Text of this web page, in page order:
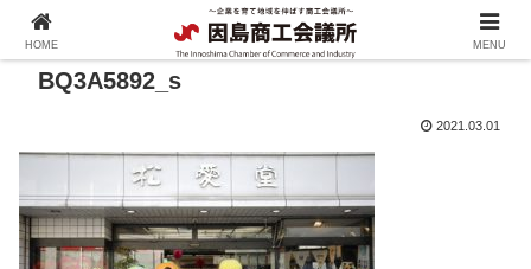
BQ3A5892_s
2021.03.01
HOME MENU